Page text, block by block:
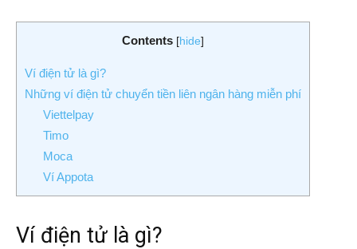
Contents [hide]
Ví điện tử là gì?
Những ví điện tử chuyển tiền liên ngân hàng miễn phí
Viettelpay
Timo
Moca
Ví Appota
Ví điện tử là gì?